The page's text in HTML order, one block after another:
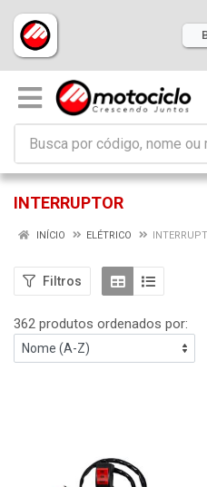
INTERRUPTOR
INÍCIO ELÉTRICO
Filtros
362 produtos ordenados por: